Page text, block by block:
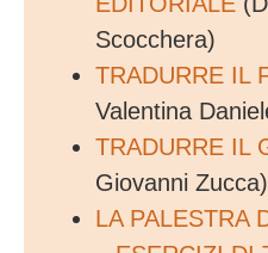
Scocchera)
TRADURRE IL
Valentina
TRADURRE IL
Giovanni Zucca)
LA PALESTRA